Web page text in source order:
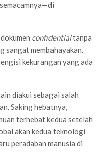
—di
confidentialtanpa
sangat membahayakan.
kekurangan yang ada
diakui sebagai salah
Saking hebatnya,
terhebat kedua setelah
akan kedua teknologi
peradaban manusia di